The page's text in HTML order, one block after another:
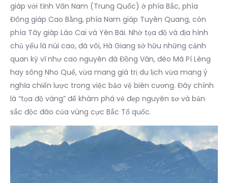
giáp với tỉnh Vân Nam (Trung Quốc) ở phía Bắc, phía
Đông giáp Cao Bằng, phía Nam giáp Tuyên Quang, còn
phía Tây giáp Lào Cai và Yên Bái. Nhờ tọa độ và địa hình
chủ yếu là núi cao, đá vôi, Hà Giang sở hữu những cảnh
quan kỳ vĩ như cao nguyên đá Đồng Văn, đèo Mã Pí Lèng
hay sông Nho Quế, vừa mang giá trị du lịch vừa mang ý
nghĩa chiến lược trong việc bảo vệ biên cương. Đây chính
là “tọa độ vàng” để khám phá vẻ đẹp nguyên sơ và bản
sắc độc đáo của vùng cực Bắc Tổ quốc.